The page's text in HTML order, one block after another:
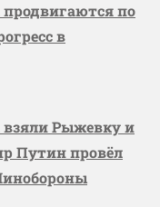
продвигаются по
в
взяли Рыжевку и
Путин провёл